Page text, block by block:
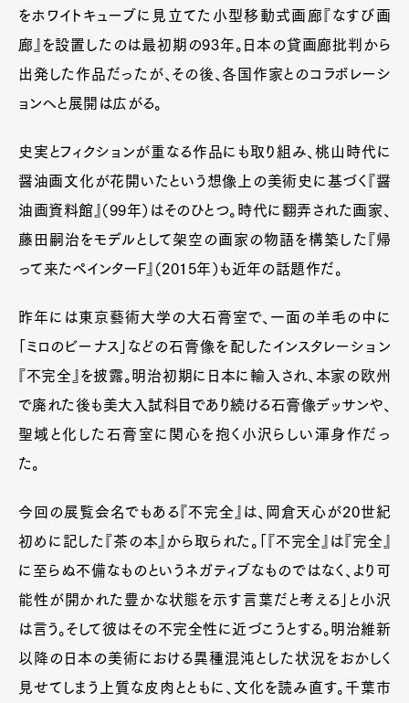
をホワイトキューブに見立てた小型移動式画廊『なすび画
廊』を設置したのは最初期の93年。日本の貸画廊批判から
出発した作品だったが、その後、各国作家とのコラボレーシ
ョンへと展開は広がる。
史実とフィクションが重なる作品にも取り組み、桃山時代に
醤油画文化が花開いたという想像上の美術史に基づく『醤
油画資料館』（99年）はそのひとつ。時代に翻弄された画家、
藤田嗣治をモデルとして架空の画家の物語を構築した『帰
って来たペインターF』（2015年）も近年の話題作だ。
昨年には東京藝術大学の大石膏室で、一面の羊毛の中に
「ミロのビーナス」などの石膏像を配したインスタレーション
『不完全』を披露。明治初期に日本に輸入され、本家の欧州
で廃れた後も美大入試科目であり続ける石膏像デッサンや、
聖域と化した石膏室に関心を抱く小沢らしい渾身作だっ
た。
今回の展覧会名でもある『不完全』は、岡倉天心が20世紀
初めに記した『茶の本』から取られた。「『不完全』は『完全』
に至らぬ不備なものというネガティブなものではなく、より可
能性が開かれた豊かな状態を示す言葉だと考える」と小沢
は言う。そして彼はその不完全性に近づこうとする。明治維新
以降の日本の美術における異種混沌とした状況をおかしく
見せてしまう上質な皮肉とともに、文化を読み直す。千葉市